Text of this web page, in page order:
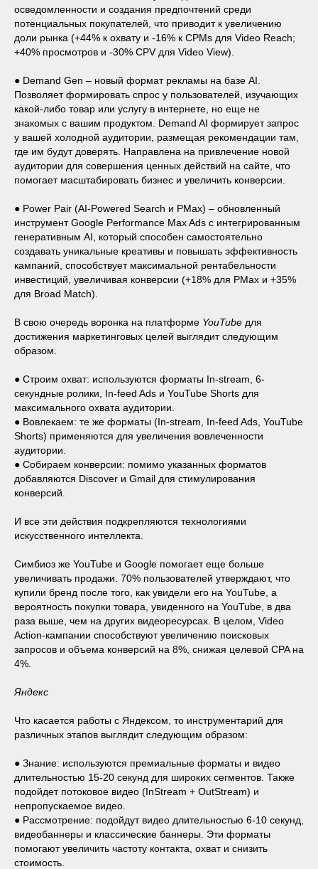
осведомленности и создания предпочтений среди
потенциальных покупателей, что приводит к увеличению
доли рынка (+44% к охвату и -16% к CPMs для Video Reach;
+40% просмотров и -30% CPV для Video View).
● Demand Gen – новый формат рекламы на базе AI.
Позволяет формировать спрос у пользователей, изучающих
какой-либо товар или услугу в интернете, но еще не
знакомых с вашим продуктом. Demand AI формирует запрос
у вашей холодной аудитории, размещая рекомендации там,
где им будут доверять. Направлена на привлечение новой
аудитории для совершения ценных действий на сайте, что
помогает масштабировать бизнес и увеличить конверсии.
● Power Pair (AI-Powered Search и PMax) – обновленный
инструмент Google Performance Max Ads с интегрированным
генеративным AI, который способен самостоятельно
создавать уникальные креативы и повышать эффективность
кампаний, способствует максимальной рентабельности
инвестиций, увеличивая конверсии (+18% для PMax и +35%
для Broad Match).
В свою очередь воронка на платформе YouTube для
достижения маркетинговых целей выглядит следующим
образом.
● Строим охват: используются форматы In-stream, 6-
секундные ролики, In-feed Ads и YouTube Shorts для
максимального охвата аудитории.
● Вовлекаем: те же форматы (In-stream, In-feed Ads, YouTube
Shorts) применяются для увеличения вовлеченности
аудитории.
● Собираем конверсии: помимо указанных форматов
добавляются Discover и Gmail для стимулирования
конверсий.
И все эти действия подкрепляются технологиями
искусственного интеллекта.
Симбиоз же YouTube и Google помогает еще больше
увеличивать продажи. 70% пользователей утверждают, что
купили бренд после того, как увидели его на YouTube, а
вероятность покупки товара, увиденного на YouTube, в два
раза выше, чем на других видеоресурсах. В целом, Video
Action-кампании способствуют увеличению поисковых
запросов и объема конверсий на 8%, снижая целевой CPA на
4%.
Яндекс
Что касается работы с Яндексом, то инструментарий для
различных этапов выглядит следующим образом:
● Знание: используются премиальные форматы и видео
длительностью 15-20 секунд для широких сегментов. Также
подойдет потоковое видео (InStream + OutStream) и
непропускаемое видео.
● Рассмотрение: подойдут видео длительностью 6-10 секунд,
видеобаннеры и классические баннеры. Эти форматы
помогают увеличить частоту контакта, охват и снизить
стоимость.